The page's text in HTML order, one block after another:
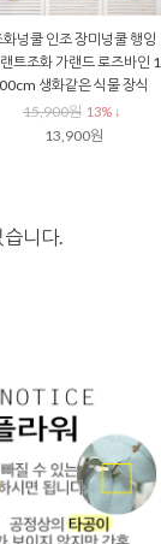
화넝쿨 인조 장미넝쿨 행잉
트조화 가랜드 로즈바인 1
00cm 생화같은 식물 장식
15,900원 13% ↓
13,900원
니다.